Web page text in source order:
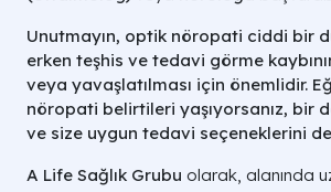
Unutmayın, optik nöropati ciddi bir
erken teşhis ve tedavi görme
veya yavaşlatılması için önemlidir.
nöropati belirtileri yaşıyorsanız, bir
ve size uygun tedavi seçeneklerini
A Life Sağlık Grubu olarak, alanında